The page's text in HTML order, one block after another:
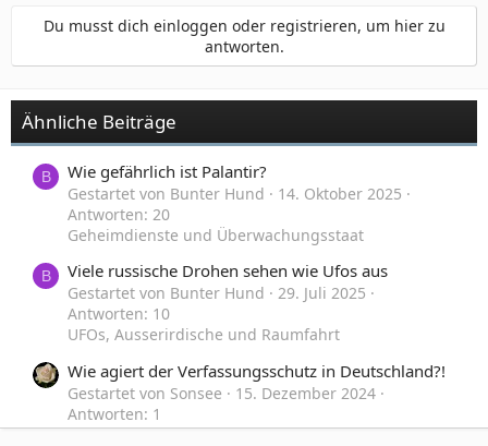
Du musst dich einloggen oder registrieren, um hier zu
antworten.
Ähnliche Beiträge
B Wie gefährlich ist Palantir?
Gestartet von Bunter Hund
14. Oktober 2025
Antworten: 20
Geheimdienste und Überwachungsstaat
B Viele russische Drohen sehen wie Ufos aus
Gestartet von Bunter Hund
29. Juli 2025
Antworten: 10
UFOs, Ausserirdische und Raumfahrt
Wie agiert der Verfassungsschutz in Deutschland?!
Gestartet von Sonsee
15. Dezember 2024
Antworten: 1
Zeitgeschehen, Politik und Gesellschaft